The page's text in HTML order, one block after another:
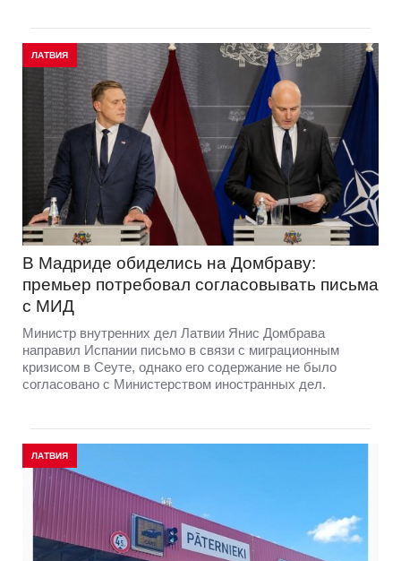
ЛАТВИЯ
В Мадриде обиделись на Домбраву:
премьер потребовал согласовывать письма
с МИД
Министр внутренних дел Латвии Янис Домбрава
направил Испании письмо в связи с миграционным
кризисом в Сеуте, однако его содержание не было
согласовано с Министерством иностранных дел.
ЛАТВИЯ